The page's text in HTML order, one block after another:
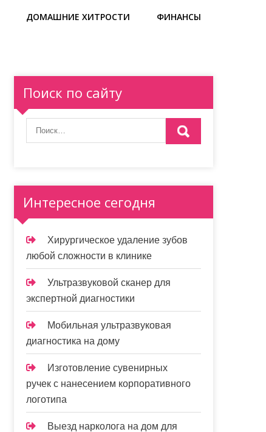
ДОМАШНИЕ ХИТРОСТИ ФИНАНСЫ
Поиск по сайту
Интересное сегодня
Хирургическое удаление зубов
любой сложности в клинике
Ультразвуковой сканер для
экспертной диагностики
Мобильная ультразвуковая
диагностика на дому
Изготовление сувенирных
ручек с нанесением корпоративного
логотипа
Выезд нарколога на дом для